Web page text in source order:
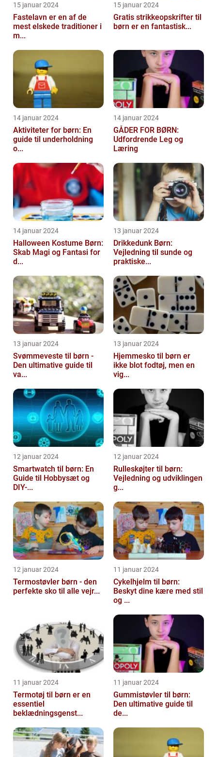
15 januar 2024
Fastelavn er en af de
mest elskede traditioner i
m...
15 januar 2024
Gratis strikkeopskrifter til
børn er en fantastisk...
14 januar 2024
Aktiviteter for børn: En
guide til underholdning
o...
14 januar 2024
GÅDER FOR BØRN:
Udfordrende Leg og
Læring
14 januar 2024
Halloween Kostume Børn:
Skab Magi og Fantasi for
d...
13 januar 2024
Drikkedunk Børn:
Vejledning til sunde og
praktiske...
13 januar 2024
Svømmeveste til børn -
Den ultimative guide til
va...
13 januar 2024
Hjemmesko til børn er
ikke blot fodtøj, men en
vig...
12 januar 2024
Smartwatch til børn: En
Guide til Hobbysæt og
DIY-...
12 januar 2024
Rulleskøjter til børn:
Vejledning og udviklingen
g...
12 januar 2024
Termostøvler børn - den
perfekte sko til alle vejr...
11 januar 2024
Cykelhjelm til børn:
Beskyt dine kære med stil
og ...
11 januar 2024
Termotøj til børn er en
essentiel
beklædningsgenst...
11 januar 2024
Gummistøvler til børn:
Den ultimative guide til
de...